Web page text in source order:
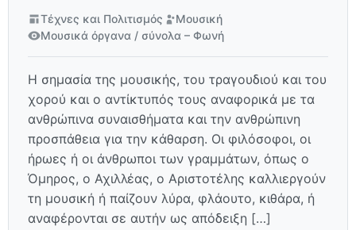
Τέχνες και Πολιτισμός
Μουσική
Μουσικά όργανα / σύνολα – Φωνή
Η σημασία της μουσικής, του τραγουδιού και του
χορού και ο αντίκτυπός τους αναφορικά με τα
ανθρώπινα συναισθήματα και την ανθρώπινη
προσπάθεια για την κάθαρση. Οι φιλόσοφοι, οι
ήρωες ή οι άνθρωποι των γραμμάτων, όπως ο
Όμηρος, ο Αχιλλέας, ο Αριστοτέλης καλλιεργούν
τη μουσική ή παίζουν λύρα, φλάουτο, κιθάρα, ή
αναφέρονται σε αυτήν ως απόδειξη […]